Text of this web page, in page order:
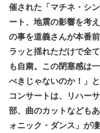
催された「マチネ・シ
ート、地震の影響を考
の事を道義さんが本番
ラッと揺れただけで全
も自粛。この閉塞感は
べきじゃないのか！」
コンサートは、リハー
部、曲のカットなども
ォニック・ダンス」が